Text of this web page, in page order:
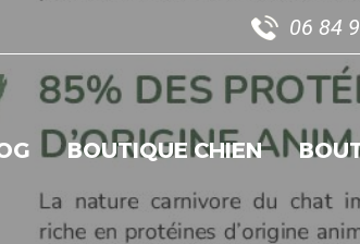
06 84
BOUTIQUE CHIEN